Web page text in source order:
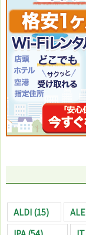
ALDI (15) ALE